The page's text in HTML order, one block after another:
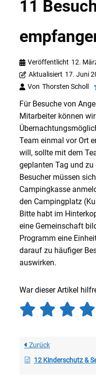
11
Veröffentlicht 12.
Aktualisiert 17. Juni
Von Thorsten Scholl
Für Besuche von
Mitarbeiter können
Team einmal vor Ort
will, sollte mit dem
geplanten Tag und
Besucher müssen
Campingkasse
den Campingplatz
Bitte habt im
eine Gemeinschaft
Programm eine
darauf zu häufiger
auswirken.
War dieser Artikel
Zurück
12 Kinderschutz &